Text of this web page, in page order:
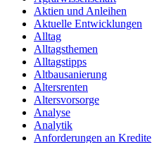
Aktien und Anleihen
Aktuelle Entwicklungen
Alltag
Alltagsthemen
Alltagstipps
Altbausanierung
Altersrenten
Altersvorsorge
Analyse
Analytik
Anforderungen an Kredite